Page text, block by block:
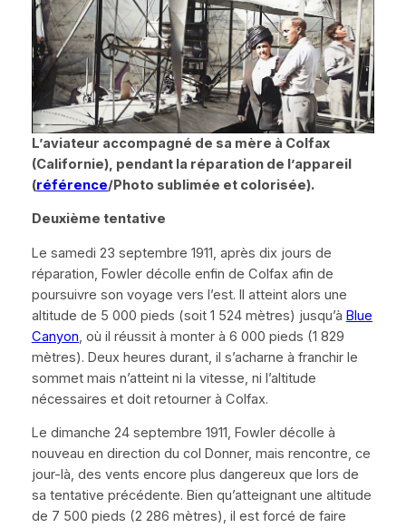
L’aviateur accompagné de sa mère à Colfax
(Californie), pendant la réparation de l’appareil
(référence/Photo sublimée et colorisée).
Deuxième tentative
Le samedi 23 septembre 1911, après dix jours de
réparation, Fowler décolle enfin de Colfax afin de
poursuivre son voyage vers l’est. Il atteint alors une
altitude de 5 000 pieds (soit 1 524 mètres) jusqu’à Blue
Canyon, où il réussit à monter à 6 000 pieds (1 829
mètres). Deux heures durant, il s’acharne à franchir le
sommet mais n’atteint ni la vitesse, ni l’altitude
nécessaires et doit retourner à Colfax.
Le dimanche 24 septembre 1911, Fowler décolle à
nouveau en direction du col Donner, mais rencontre, ce
jour-là, des vents encore plus dangereux que lors de
sa tentative précédente. Bien qu’atteignant une altitude
de 7 500 pieds (2 286 mètres), il est forcé de faire